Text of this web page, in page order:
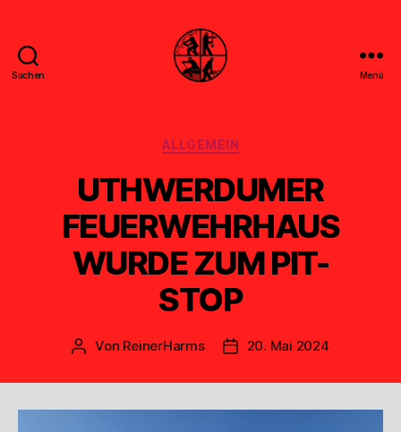
Suchen Menü
Kategorien
ALLGEMEIN
UTHWERDUMER
FEUERWEHRHAUS
WURDE ZUM PIT-
STOP
Beitragsautor
Von ReinerHarms Veröffentlichungsdatum
20. Mai 2024